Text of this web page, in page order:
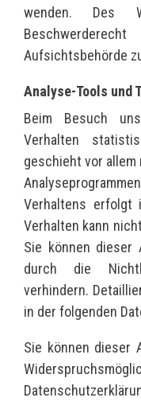
wenden. Des
Aufsichtsbehörde
Analyse-Tools und
Beim Besuch
Verhalten
geschieht vor allem
Verhaltens erfolgt
Verhalten kann
Sie können dieser
durch die
verhindern.
in der folgenden
Sie können dieser